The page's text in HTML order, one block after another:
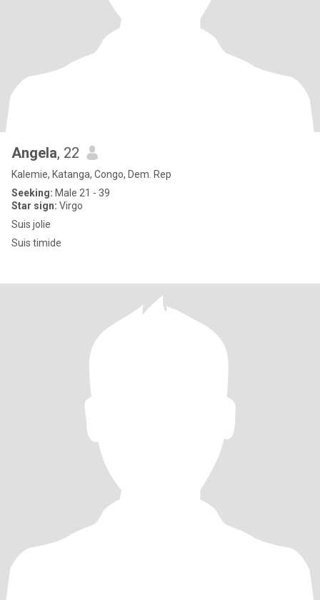
Angela, 22
Kalemie, Katanga, Congo, Dem. Rep
Seeking: Male 21 - 39
Star sign: Virgo
Suis jolie
Suis timide